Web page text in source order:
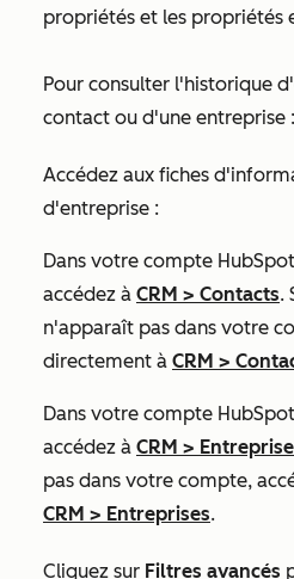
propriétés et les propriétés
Pour consulter l'historique
contact ou d'une entreprise :
Accédez aux fiches
d'entreprise :
Dans votre compte
accédez à CRM > Contacts.
n'apparaît pas dans votre
directement à CRM >
Dans votre compte
accédez à CRM >
pas dans votre compte,
CRM > Entreprises.
Cliquez sur Filtres avancés